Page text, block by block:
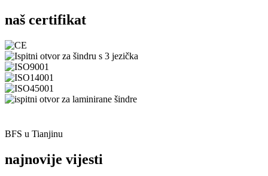
naš certifikat
BFS u Tianjinu
najnovije vijesti